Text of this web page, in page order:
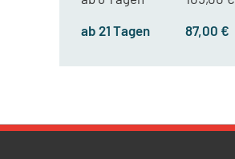
ab 21 Tagen
87,00 €